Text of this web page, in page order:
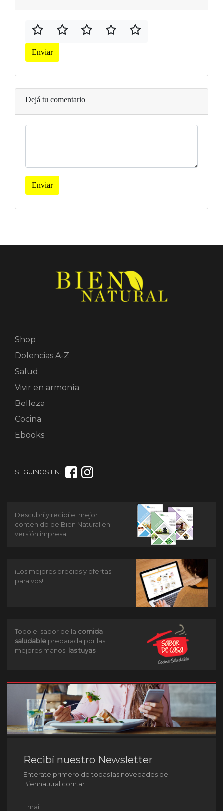
Enviar
Dejá tu comentario
Enviar
Shop
Dolencias A-Z
Salud
Vivir en armonía
Belleza
Cocina
Ebooks
SEGUINOS EN:
Descubrí y recibí el mejor
contenido de Bien Natural en
versión impresa
¡Los mejores precios y ofertas
para vos!
Todo el sabor de la comida
saludable preparada por las
mejores manos: las tuyas.
Recibí nuestro Newsletter
Enterate primero de todas las novedades de
Biennatural.com.ar
Email